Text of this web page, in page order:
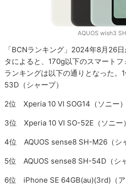
AQUOS wish3
「BCNランキング」2024年8月26
タによると、170g以下のスマート
ランキングは以下の通りとなった
53D（シャープ）
2位 Xperia 10 VI SOG14（ソニー）
3位 Xperia 10 VI SO-52E（ソニー）
4位 AQUOS sense8 SH-M26（シ
5位 AQUOS sense8 SH-54D（シャ
6位 iPhone SE 64GB(au)(3rd)（ア